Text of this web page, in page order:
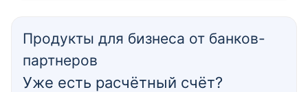
Продукты для бизнеса от банков-
партнеров
Уже есть расчётный счёт?